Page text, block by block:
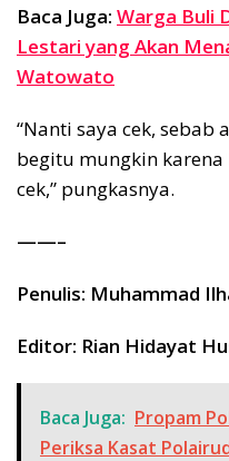
Baca Juga: Warga Buli
Lestari yang Akan
Watowato
“Nanti saya cek, sebab
begitu mungkin karena
cek,” pungkasnya.
——–
Penulis: Muhammad
Editor: Rian Hidayat
Baca Juga: Propam
Periksa Kasat